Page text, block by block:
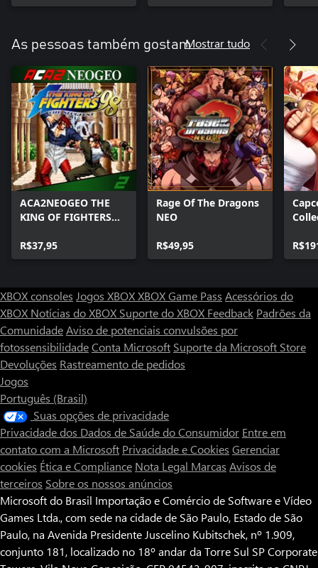
As pessoas também gostamMostrar tudo
ACA2NEOGEO THE
KING OF FIGHTERS
R$37,95
Rage Of The Dragons
NEO
R$49,95
XBOX consoles Jogos XBOXXBOX Game Pass Acessórios do
XBOX Notícias do XBOX Suporte do XBOX Feedback Padrões da
ComunidadeAviso de potenciais convulsões por
fotossensibilidadeConta Microsoft Suporte da Microsoft Store
Devoluções Rastreamento de pedidos
Jogos
Português (Brasil)
Suas opções de privacidade
Privacidade dos Dados de Saúde do Consumidor Entre em
contato com a Microsoft Privacidade e Cookies Gerenciar
cookies Ética e Compliance Nota Legal Marcas Avisos de
terceiros Sobre os nossos anúncios
Microsoft do Brasil Importação e Comércio de Software e Vídeo
Games Ltda., com sede na cidade de São Paulo, Estado de São
Paulo, na Avenida Presidente Juscelino Kubitschek, nº 1.909,
conjunto 181, localizado no 18º andar da Torre Sul SP Corporate